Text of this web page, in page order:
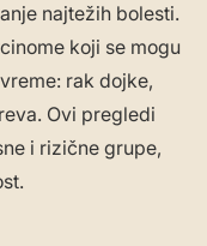
najtežih bolesti.
koji se mogu
rak dojke,
Ovi pregledi
i rizične grupe,